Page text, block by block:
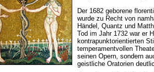
Der 1682 geborene
wurde zu Recht von
Händel, Quantz und
Tod im Jahr 1732 war er
kontrapunktorientierten
temperamentvollen
seinen Opern, sondern
geistliche Oratorien